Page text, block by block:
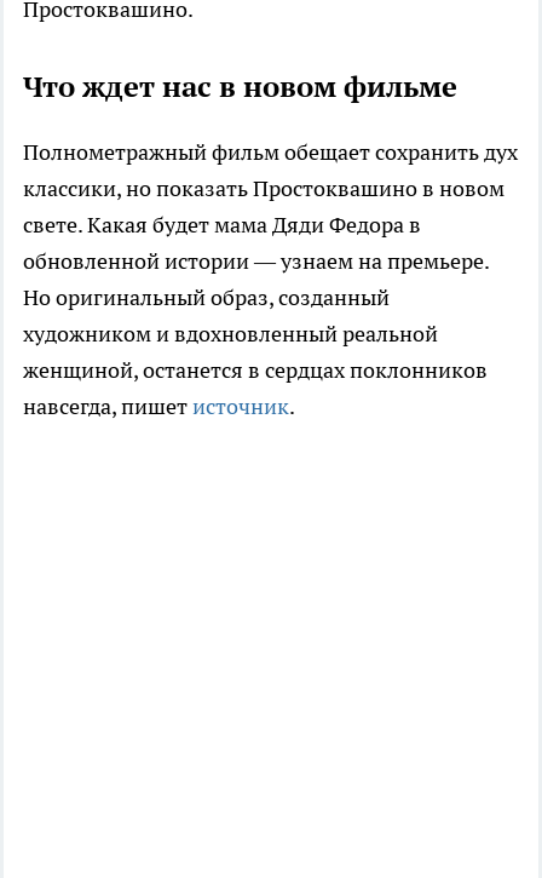
Простоквашино.
Что ждет нас в новом фильме
Полнометражный фильм обещает сохранить дух
классики, но показать Простоквашино в новом
свете. Какая будет мама Дяди Федора в
обновленной истории — узнаем на премьере.
Но оригинальный образ, созданный
художником и вдохновленный реальной
женщиной, останется в сердцах поклонников
навсегда, пишетисточник.